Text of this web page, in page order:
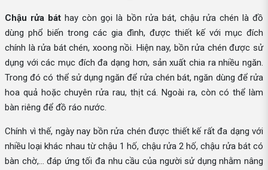
Chậu rửa bát hay còn gọi là bồn rửa bát, chậu rửa chén là đồ
dùng phổ biến trong các gia đình, được thiết kế với mục đích
chính là rửa bát chén, xoong nồi. Hiện nay, bồn rửa chén được sử
dụng với các mục đích đa dạng hơn, sản xuất chia ra nhiều ngăn.
Trong đó có thể sử dụng ngăn để rửa chén bát, ngăn dùng để rửa
hoa quả hoặc chuyên rửa rau, thịt cá. Ngoài ra, còn có thể làm
bàn riêng để đồ ráo nước.
Chính vì thế, ngày nay bồn rửa chén được thiết kế rất đa dạng với
nhiều loại khác nhau từ chậu 1 hố, chậu rửa 2 hố, chậu rửa bát có
bàn chờ,... đáp ứng tối đa nhu cầu của người sử dụng nhằm nâng